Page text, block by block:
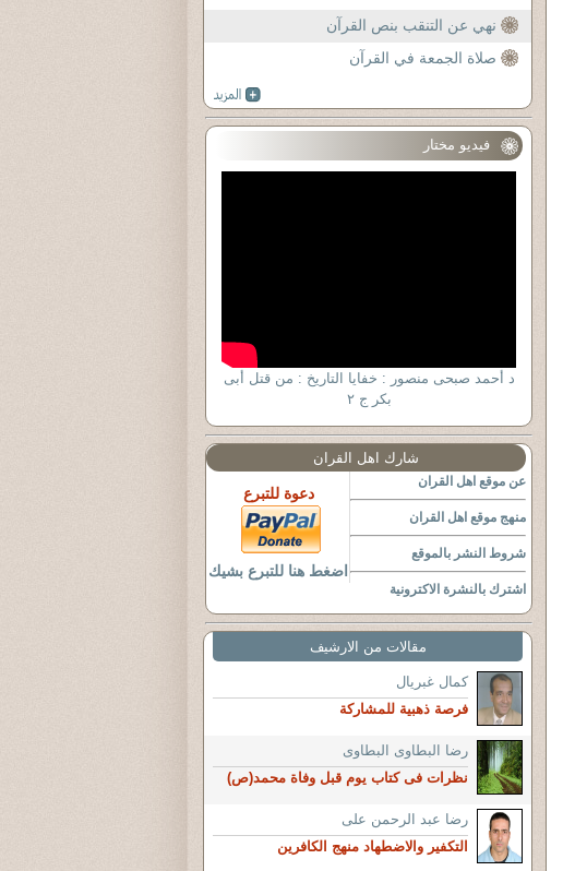
نهي عن التنقب بنص القرآن
صلاة الجمعة في القرآن
فيديو مختار
د أحمد صبحى منصور : خفايا التاريخ : من قتل أبى
بكر ج ٢
شارك اهل القران
عن موقع اهل القران
منهج موقع اهل القران
شروط النشر بالموقع
اشترك بالنشرة الاكترونية
دعوة للتبرع
اضغط هنا للتبرع بشيك
مقالات من الارشيف
كمال غبريال
فرصة ذهبية للمشاركة
رضا البطاوى البطاوى
نظرات فى كتاب يوم قبل وفاة محمد(ص)
رضا عبد الرحمن على
التكفير والاضطهاد منهج الكافرين